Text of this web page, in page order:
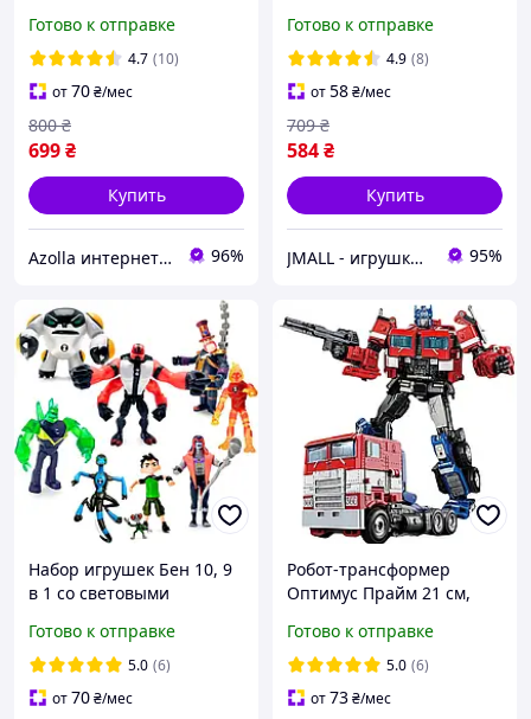
Трансформеры: Темная
сторона Луны, 19 см -
Bumblebee
Готово к отправке
4.7 (10)
от70₴/мес
699₴
800 ₴
Купить
Azolla интернет-магазин 96%
Готово к отправке
4.9 (8)
от58₴/мес
584₴
709 ₴
Купить
JMALL - игрушки и товары для детей 95%
Набор игрушек Бен 10, 9
в 1 со световыми
Тен, Ben 10 figure set
Готово к отправке
5.0 (6)
от70₴/мес
Робот-трансформер
Оптимус Прайм 21 см,
Optimus Prime (CX-01)
Цвет: красный
Готово к отправке
5.0 (6)
от73₴/мес